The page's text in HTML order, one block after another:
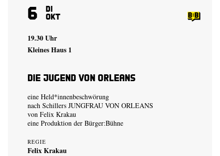
6 Di
Okt
19.30 Uhr
Kleines Haus 1
Die Jugend von Orleans
eine Held*innenbeschwörung
nach Schillers JUNGFRAU VON ORLEANS
von Felix Krakau
eine Produktion der Bürger:Bühne
REGIE
Felix Krakau